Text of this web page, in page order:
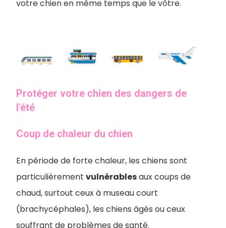
votre chien en même temps que le vôtre.
Protéger votre chien des dangers de
l'été
Coup de chaleur du chien
En période de forte chaleur, les chiens sont
particulièrement vulnérablesaux coups de
chaud, surtout ceux à museau court
(brachycéphales), les chiens âgés ou ceux
souffrant de problèmes de santé.